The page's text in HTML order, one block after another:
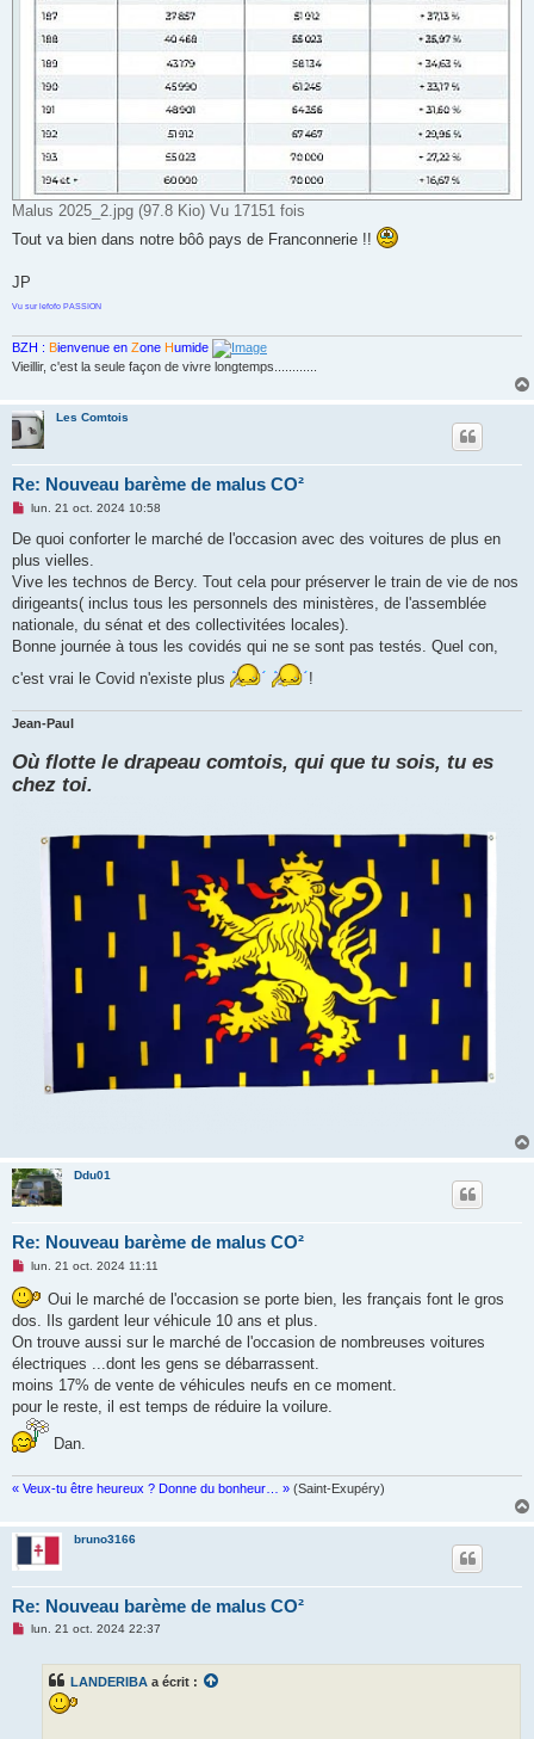
Malus 2025_2.jpg (97.8 Kio) Vu 17151 fois
Tout va bien dans notre bôô pays de Franconnerie !!
JP
Vu sur lefofo PASSION
BZH : Bienvenue en Zone Humide
Vieillir, c'est la seule façon de vivre longtemps............
Les Comtois
Re: Nouveau barème de malus CO²
M
s
a
g
n
o
l
lun. 21 oct. 2024 10:58
De quoi conforter le marché de l'occasion avec des voitures de plus en
plus vielles.
Vive les technos de Bercy. Tout cela pour préserver le train de vie de nos
dirigeants( inclus tous les personnels des ministères, de l'assemblée
nationale, du sénat et des collectivitées locales).
Bonne journée à tous les covidés qui ne se sont pas testés. Quel con,
c'est vrai le Covid n'existe plus
!
Jean-Paul
Où flotte le drapeau comtois, qui que tu sois, tu es
chez toi.
Ddu01
Re: Nouveau barème de malus CO²
M
s
s
a
e
n
n
l
u
lun. 21 oct. 2024 11:11
Oui le marché de l'occasion se porte bien, les français font le gros
dos. Ils gardent leur véhicule 10 ans et plus.
On trouve aussi sur le marché de l'occasion de nombreuses voitures
électriques ...dont les gens se débarrassent.
moins 17% de vente de véhicules neufs en ce moment.
pour le reste, il est temps de réduire la voilure.
Dan.
« Veux-tu être heureux ? Donne du bonheur… » (Saint-Exupéry)
bruno3166
Re: Nouveau barème de malus CO²
Mlun. 21 oct. 2024 22:37
LANDERIBA a écrit :